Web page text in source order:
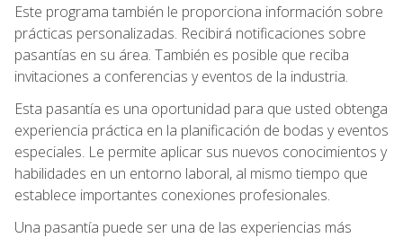
Este programa también le proporciona información sobre
prácticas personalizadas. Recibirá notificaciones sobre
pasantías en su área. También es posible que reciba
invitaciones a conferencias y eventos de la industria.
Esta pasantía es una oportunidad para que usted obtenga
experiencia práctica en la planificación de bodas y eventos
especiales. Le permite aplicar sus nuevos conocimientos y
habilidades en un entorno laboral, al mismo tiempo que
establece importantes conexiones profesionales.
Una pasantía puede ser una de las experiencias más